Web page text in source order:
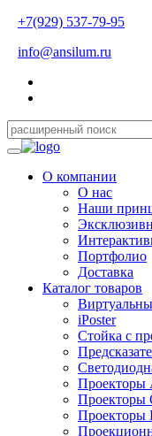
+7(929) 537-79-95
info@ansilum.ru
О компании
О нас
Наши
Портфолио
Доставка
Каталог товаров
iPoster
Стойка с
Проекторы
Проекторы